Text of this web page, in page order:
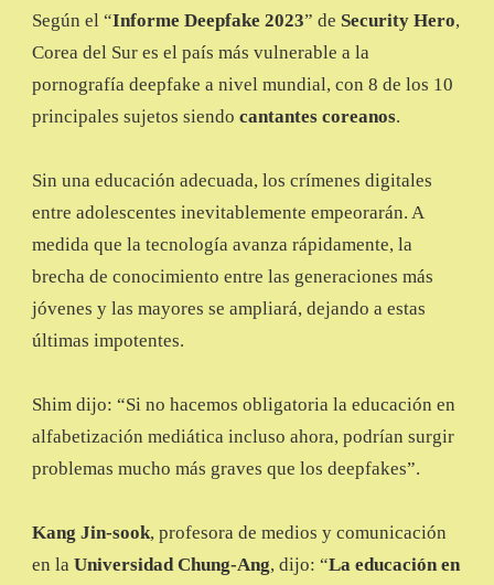
Según el “Informe Deepfake 2023” de Security Hero,
Corea del Sur es el país más vulnerable a la
pornografía deepfake a nivel mundial, con 8 de los 10
principales sujetos siendo cantantes coreanos.
Sin una educación adecuada, los crímenes digitales
entre adolescentes inevitablemente empeorarán. A
medida que la tecnología avanza rápidamente, la
brecha de conocimiento entre las generaciones más
jóvenes y las mayores se ampliará, dejando a estas
últimas impotentes.
Shim dijo: “Si no hacemos obligatoria la educación en
alfabetización mediática incluso ahora, podrían surgir
problemas mucho más graves que los deepfakes”.
Kang Jin-sook, profesora de medios y comunicación
en la Universidad Chung-Ang, dijo: “La educación en